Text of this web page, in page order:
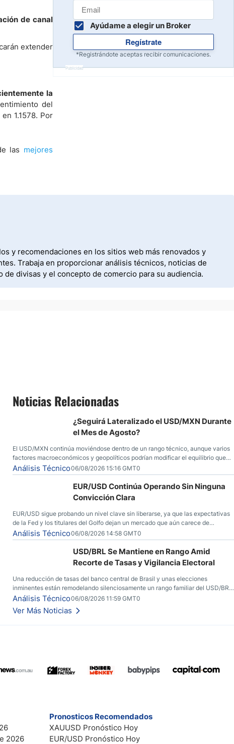
de canal
extender
la
del
1.1578. Por
las mejores
Ayúdame a elegir un Broker
Regístrate
*Registrándote aceptas recibir comunicaciones.
Publicidad
y recomendaciones en los sitios web más renovados y
Trabaja en proporcionar análisis técnicos, noticias de
divisas y el concepto de comercio para su audiencia.
Noticias Relacionadas
¿Seguirá Lateralizado el USD/MXN Durante
el Mes de Agosto?
El USD/MXN continúa moviéndose dentro de un rango técnico, aunque varios
factores macroeconómicos y geopolíticos podrían modificar el equilibrio que
ha dominado al mercado en las últimas semanas.
Análisis Técnico06/08/2026 15:16 GMT0
EUR/USD Continúa Operando Sin Ninguna
Convicción Clara
EUR/USD sigue probando un nivel clave sin liberarse, ya que las expectativas
de la Fed y los titulares del Golfo dejan un mercado que aún carece de
convicción real.
Análisis Técnico06/08/2026 14:58 GMT0
USD/BRL Se Mantiene en Rango Amid
Recorte de Tasas y Vigilancia Electoral
Una reducción de tasas del banco central de Brasil y unas elecciones
inminentes están remodelando silenciosamente un rango familiar del USD/BRL.
Una reducción de tasas por parte del banco central de Brasil y unas elecciones
inminentes están remodelando silenciosamente un rango familiar del USD/BRL.
Esto es lo que los traders están observando a continuación.
Análisis Técnico06/08/2026 11:59 GMT0
Ver Más Noticias
2026
Pronosticos Recomendados
XAUUSD Pronóstico Hoy
EUR/USD Pronóstico Hoy